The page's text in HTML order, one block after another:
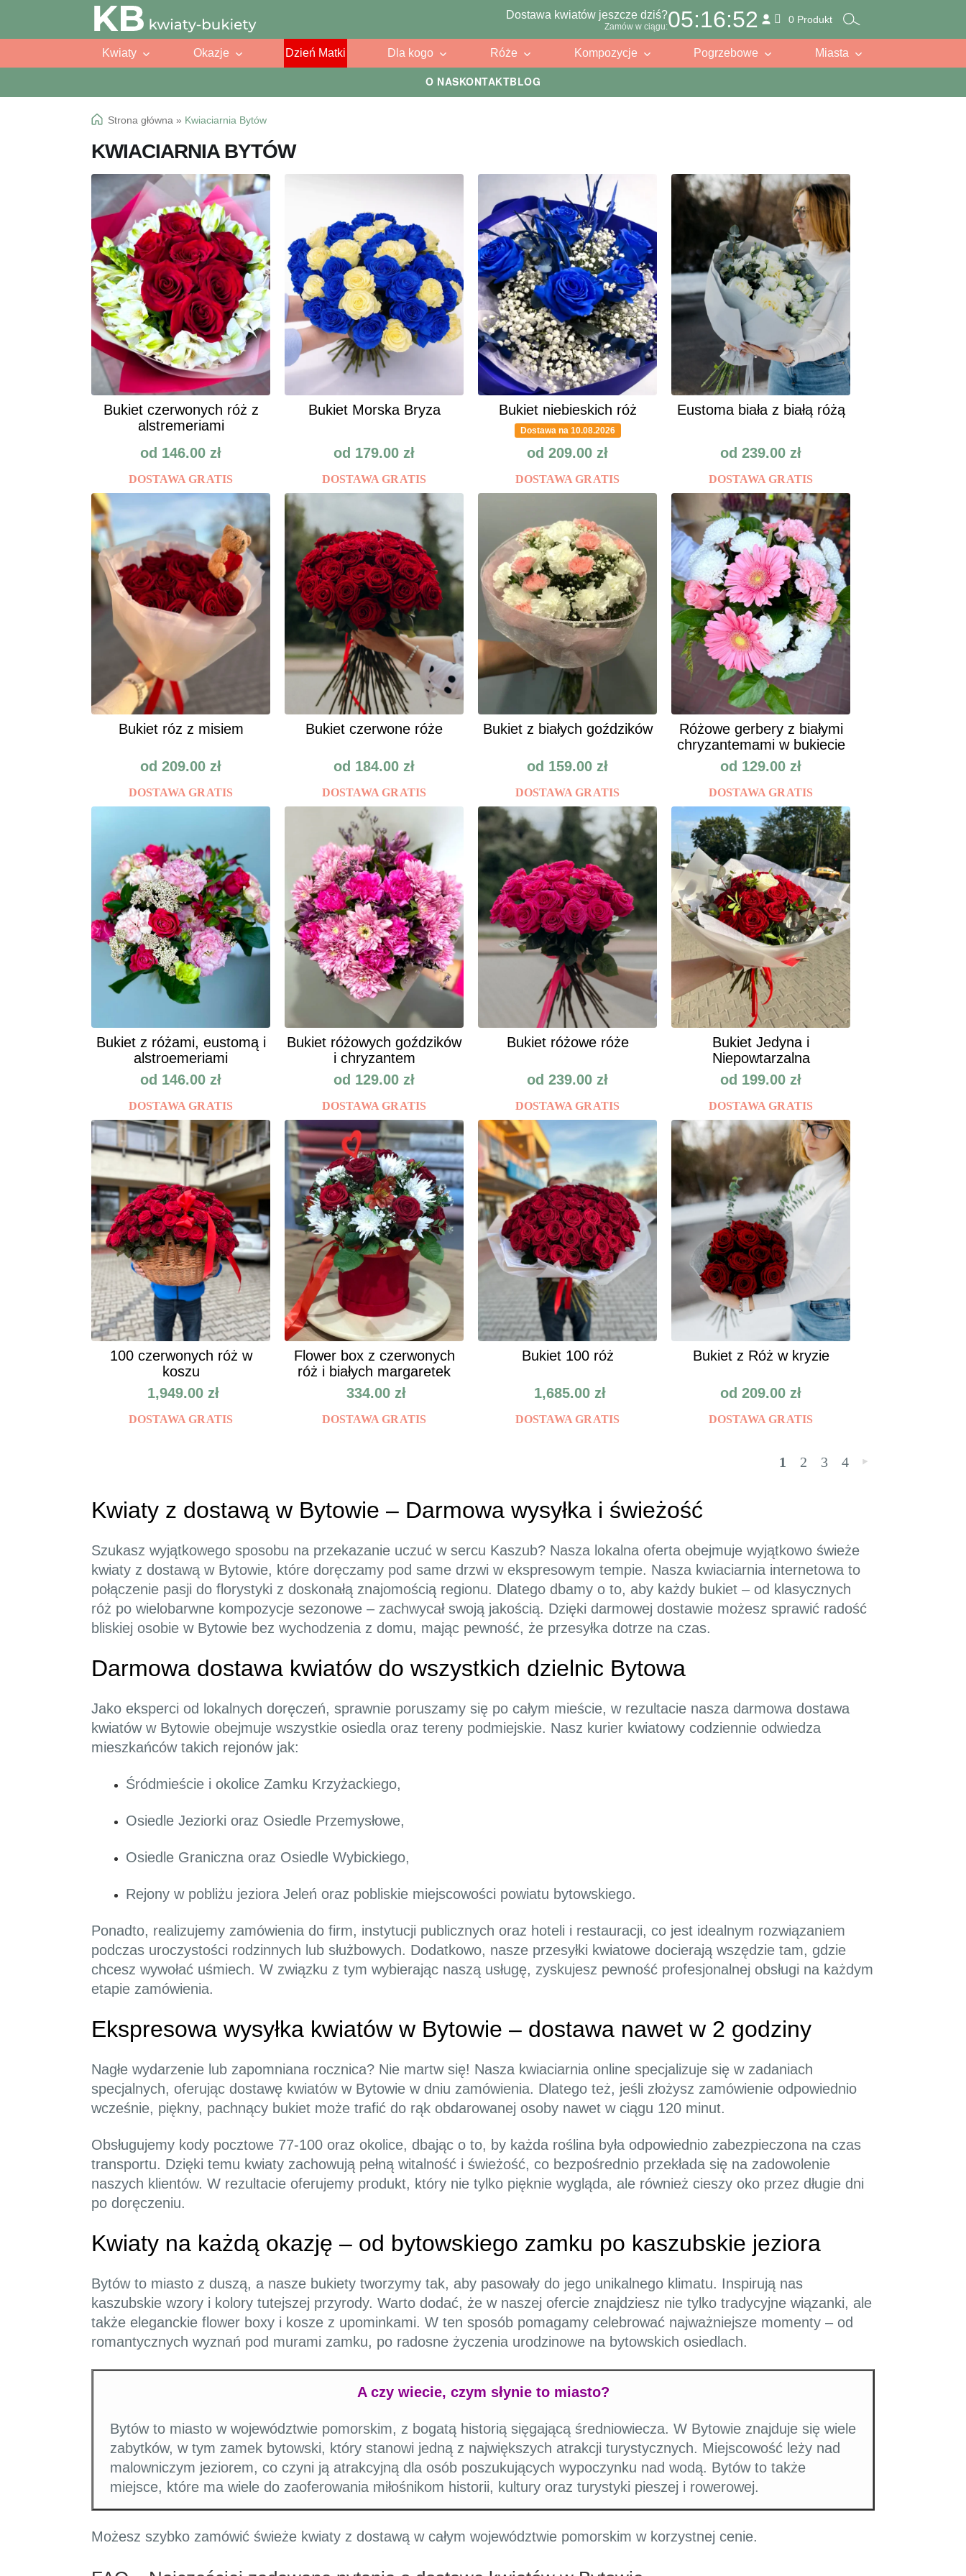
O NASKONTAKTBLOG
Przejdź
do
Przejdź
do
Dostawa kwiatów jeszcze dziś?
Zamów w ciągu:05:16:50 0 Produkt
Kwiaty Okazje Dzień Matki Dla kogo Róże Kompozycje Pogrzebowe Miasta
Strona główna » Kwiaciarnia Bytów
KWIACIARNIA BYTÓW
Bukiet czerwonych róż z
alstremeriami
od 146.00 zł
DOSTAWA GRATIS
Bukiet Morska Bryza
od 179.00 zł
DOSTAWA GRATIS
Bukiet niebieskich róż
Dostawa na 10.08.2026
od 209.00 zł
DOSTAWA GRATIS
Eustoma biała z białą różą
od 239.00 zł
DOSTAWA GRATIS
Bukiet róz z misiem
od 209.00 zł
DOSTAWA GRATIS
Bukiet czerwone róże
od 184.00 zł
DOSTAWA GRATIS
Bukiet z białych goździków
od 159.00 zł
DOSTAWA GRATIS
Różowe gerbery z białymi
chryzantemami w bukiecie
od 129.00 zł
DOSTAWA GRATIS
Bukiet z różami, eustomą i
alstroemeriami
od 146.00 zł
DOSTAWA GRATIS
Bukiet różowych goździków
i chryzantem
od 129.00 zł
DOSTAWA GRATIS
Bukiet różowe róże
od 239.00 zł
DOSTAWA GRATIS
Bukiet Jedyna i
Niepowtarzalna
od 199.00 zł
DOSTAWA GRATIS
100 czerwonych róż w
koszu
1,949.00 zł
DOSTAWA GRATIS
Flower box z czerwonych
róż i białych margaretek
334.00 zł
DOSTAWA GRATIS
Bukiet 100 róż
1,685.00 zł
DOSTAWA GRATIS
Bukiet z Róż w kryzie
od 209.00 zł
DOSTAWA GRATIS
1 2 3 4 »
Kwiaty z dostawą w Bytowie – Darmowa wysyłka i świeżość
Szukasz wyjątkowego sposobu na przekazanie uczuć w sercu Kaszub? Nasza lokalna oferta obejmuje wyjątkowo świeże
kwiaty z dostawą w Bytowie, które doręczamy pod same drzwi w ekspresowym tempie. Nasza kwiaciarnia internetowa to
połączenie pasji do florystyki z doskonałą znajomością regionu. Dlatego dbamy o to, aby każdy bukiet – od klasycznych
róż po wielobarwne kompozycje sezonowe – zachwycał swoją jakością. Dzięki darmowej dostawie możesz sprawić radość
bliskiej osobie w Bytowie bez wychodzenia z domu, mając pewność, że przesyłka dotrze na czas.
Darmowa dostawa kwiatów do wszystkich dzielnic Bytowa
Jako eksperci od lokalnych doręczeń, sprawnie poruszamy się po całym mieście, w rezultacie nasza darmowa dostawa
kwiatów w Bytowie obejmuje wszystkie osiedla oraz tereny podmiejskie. Nasz kurier kwiatowy codziennie odwiedza
mieszkańców takich rejonów jak:
Śródmieście i okolice Zamku Krzyżackiego,
Osiedle Jeziorki oraz Osiedle Przemysłowe,
Osiedle Graniczna oraz Osiedle Wybickiego,
Rejony w pobliżu jeziora Jeleń oraz pobliskie miejscowości powiatu bytowskiego.
Ponadto, realizujemy zamówienia do firm, instytucji publicznych oraz hoteli i restauracji, co jest idealnym rozwiązaniem
podczas uroczystości rodzinnych lub służbowych. Dodatkowo, nasze przesyłki kwiatowe docierają wszędzie tam, gdzie
chcesz wywołać uśmiech. W związku z tym wybierając naszą usługę, zyskujesz pewność profesjonalnej obsługi na każdym
etapie zamówienia.
Ekspresowa wysyłka kwiatów w Bytowie – dostawa nawet w 2 godziny
Nagłe wydarzenie lub zapomniana rocznica? Nie martw się! Nasza kwiaciarnia online specjalizuje się w zadaniach
specjalnych, oferując dostawę kwiatów w Bytowie w dniu zamówienia. Dlatego też, jeśli złożysz zamówienie odpowiednio
wcześnie, piękny, pachnący bukiet może trafić do rąk obdarowanej osoby nawet w ciągu 120 minut.
Obsługujemy kody pocztowe 77-100 oraz okolice, dbając o to, by każda roślina była odpowiednio zabezpieczona na czas
transportu. Dzięki temu kwiaty zachowują pełną witalność i świeżość, co bezpośrednio przekłada się na zadowolenie
naszych klientów. W rezultacie oferujemy produkt, który nie tylko pięknie wygląda, ale również cieszy oko przez długie dni
po doręczeniu.
Kwiaty na każdą okazję – od bytowskiego zamku po kaszubskie jeziora
Bytów to miasto z duszą, a nasze bukiety tworzymy tak, aby pasowały do jego unikalnego klimatu. Inspirują nas
kaszubskie wzory i kolory tutejszej przyrody. Warto dodać, że w naszej ofercie znajdziesz nie tylko tradycyjne wiązanki, ale
także eleganckie flower boxy i kosze z upominkami. W ten sposób pomagamy celebrować najważniejsze momenty – od
romantycznych wyznań pod murami zamku, po radosne życzenia urodzinowe na bytowskich osiedlach.
A czy wiecie, czym słynie to miasto?
Bytów to miasto w województwie pomorskim, z bogatą historią sięgającą średniowiecza. W Bytowie znajduje się wiele
zabytków, w tym zamek bytowski, który stanowi jedną z największych atrakcji turystycznych. Miejscowość leży nad
malowniczym jeziorem, co czyni ją atrakcyjną dla osób poszukujących wypoczynku nad wodą. Bytów to także
miejsce, które ma wiele do zaoferowania miłośnikom historii, kultury oraz turystyki pieszej i rowerowej.
Możesz szybko zamówić świeże kwiaty z dostawą w całym województwie pomorskim w korzystnej cenie.